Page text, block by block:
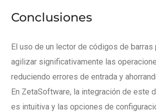
Conclusiones
El uso de un lector de códigos de barras
agilizar significativamente las
reduciendo errores de entrada y
En ZetaSoftware, la integración de este
es intuitiva y las opciones de